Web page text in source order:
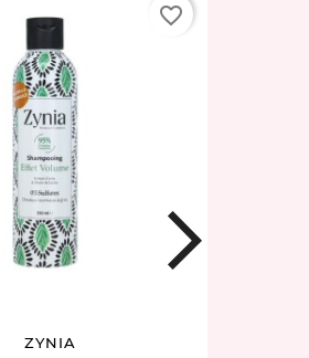
ZYNIA
favorite_border
next